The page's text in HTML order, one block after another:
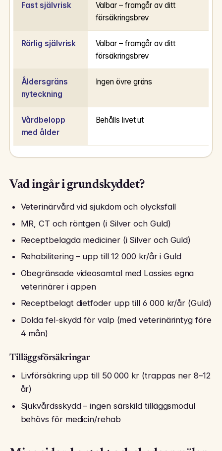
Fast självrisk
Valbar – framgår av ditt
försäkringsbrev
Rörlig självrisk
Valbar – framgår av ditt
försäkringsbrev
Åldersgräns
nyteckning
Ingen övre gräns
Vårdbelopp
med ålder
Behålls livet ut
Vad ingår i grundskyddet?
Veterinärvård vid sjukdom och olycksfall
MR, CT och röntgen (i Silver och Guld)
Receptbelagda mediciner (i Silver och Guld)
Rehabilitering – upp till 12 000 kr/år i Guld
Obegränsade videosamtal med Lassies egna
veterinärer i appen
Receptbelagt dietfoder upp till 6 000 kr/år (Guld)
Dolda fel-skydd för valp (med veterinärintyg före
4 mån)
Tilläggsförsäkringar
Livförsäkring upp till 50 000 kr (trappas ner 8–12
år)
Sjukvårdsskydd – ingen särskild tilläggsmodul
behövs för medicin/rehab